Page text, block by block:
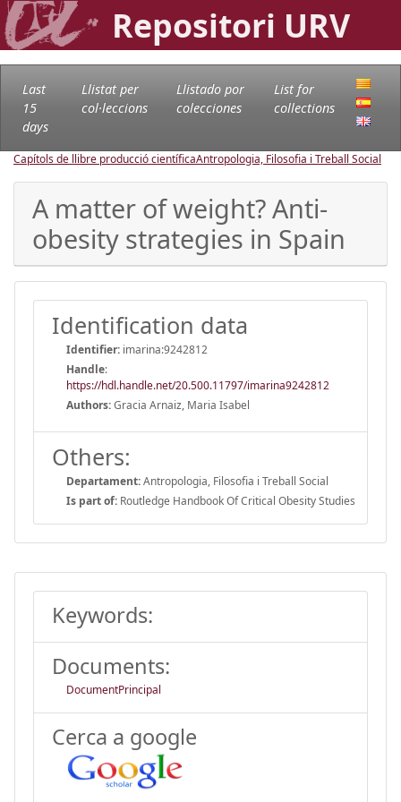
Repositori URV
Last
15
days
Llistat per
col·leccions
Llistado por
colecciones
List for
collections
Capítols de llibre producció científicaAntropologia, Filosofia i Treball Social
A matter of weight? Anti-
obesity strategies in Spain
Identification data
Identifier: imarina:9242812
Handle:
https://hdl.handle.net/20.500.11797/imarina9242812
Authors:Gracia Arnaiz, Maria Isabel
Others:
Departament:Antropologia, Filosofia i Treball Social
Is part of: Routledge Handbook Of Critical Obesity Studies
Keywords:
Documents:
DocumentPrincipal
Cerca a google